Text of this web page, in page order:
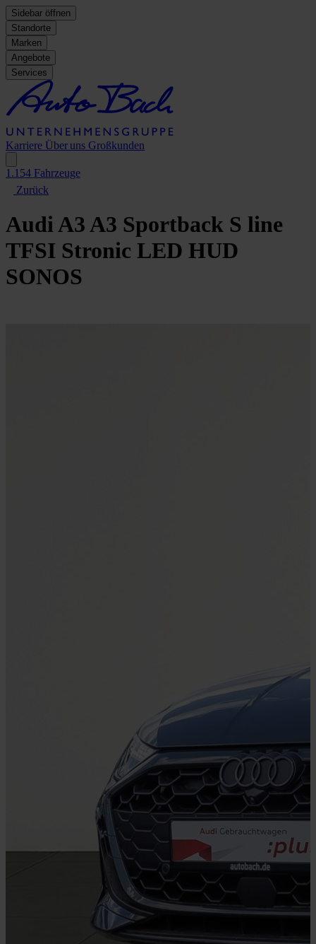
Sidebar öffnen
Standorte
Marken
Angebote
Services
Karriere Über uns Großkunden
1.154 Fahrzeuge
Zurück
Audi A3A3 Sportback S line
TFSI Stronic LED HUD
SONOS